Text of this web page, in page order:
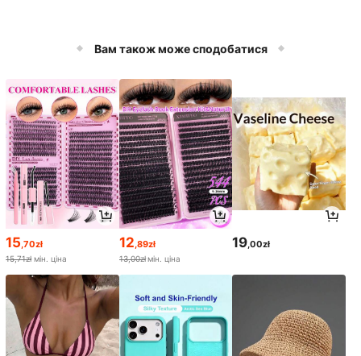
Вам також може сподобатися
15 ,70zł
15,71zł мін. ціна
12 ,89zł
13,00złмін. ціна
19 ,00zł